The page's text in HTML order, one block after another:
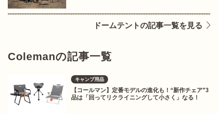
ドームテントの記事一覧を見る
Colemanの記事一覧
キャンプ用品
【コールマン】定番モデルの進化も！“新作チェア”3
品は「回ってリクライニングして小さく」なる！